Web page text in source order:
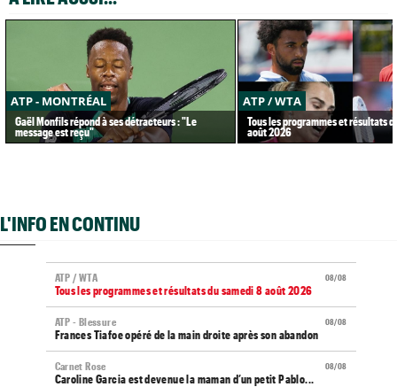
ATP - MONTRÉAL
Gaël Monfils répond à ses détracteurs : "Le
message est reçu"
ATP / WTA
Tous les programmes et résultats
août 2026
L'INFO EN CONTINU
08/08
ATP / WTA
Tous les programmes et résultats du samedi 8 août 2026
08/08
ATP - Blessure
Frances Tiafoe opéré de la main droite après son abandon
08/08
Carnet Rose
Caroline Garcia est devenue la maman d’un petit Pablo...